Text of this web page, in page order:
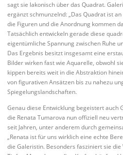
sagt sie lakonisch über das Quadrat.
ergänzt schmunzelnd: „Das Quadrat ist
die Figuren und die Anordnung kommen
Tatsächlich entwickeln gerade diese
eigentümliche Spannung zwischen Ruhe
Das Ergebnis besitzt insgesamt eine
Bilder wirken fast wie Aquarelle, obwohl
kippen bereits weit in die Abstraktion
von figurativen Ansätzen bis zu nahezu
Spiegelungslandschaften.
Genau diese Entwicklung begeistert auch
die Renata Tumarova nun offiziell neu
seit Jahren, unter anderem durch
„Renata ist für uns wirklich eine echte
die Galeristin. Besonders fasziniert sie